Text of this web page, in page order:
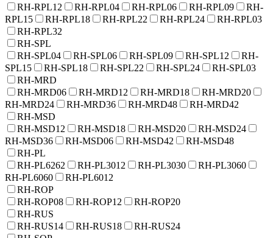
RH-RPL12
RH-RPL04 RH-RPL06 RH-RPL09
RH-
RPL15
RH-RPL18 RH-RPL22 RH-RPL24
RH-RPL03
RH-RPL32
RH-SPL
RH-SPL04
RH-SPL06 RH-SPL09 RH-SPL12
RH-
SPL15
RH-SPL18 RH-SPL22 RH-SPL24
RH-SPL03
RH-MRD
RH-MRD06
RH-MRD12 RH-MRD18
RH-MRD20
RH-MRD24
RH-MRD36 RH-MRD48
RH-MRD42
RH-MSD
RH-MSD12
RH-MSD18 RH-MSD20
RH-MSD24
RH-MSD36
RH-MSD06 RH-MSD42
RH-MSD48
RH-PL
RH-PL6262
RH-PL3012 RH-PL3030
RH-PL3060
RH-PL6060
RH-PL6012
RH-ROP
RH-ROP08
RH-ROP12
RH-ROP20
RH-RUS
RH-RUS14
RH-RUS18
RH-RUS24